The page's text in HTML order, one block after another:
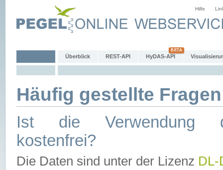
Hilfe
Überblick REST-API HyDAS-API
Häufig gestellte
Ist die Verwendung
kostenfrei?
Die Daten sind unter der Lizenz